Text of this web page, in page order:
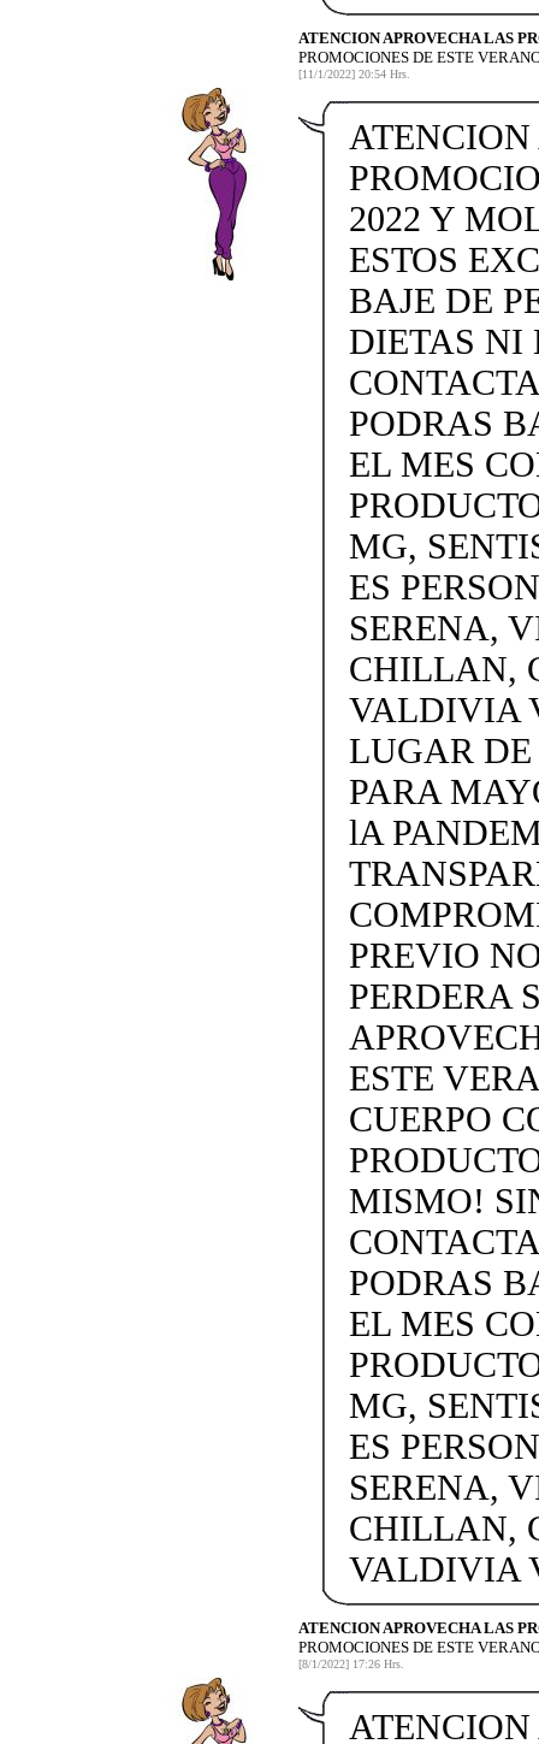
ATENCION APROVECHA LAS
PROMOCIONES DE ESTE
[11/1/2022] 20:54 Hrs.
2022 Y
ESTOS
BAJE DE
DIETAS NI
PODRAS
EL MES
MG,
ES
SERENA,
CHILLAN,
VALDIVIA
LUGAR
PARA
lA
PREVIO
PERDERA
ESTE
CUERPO
MISMO!
PODRAS
EL MES
MG,
ES
SERENA,
CHILLAN,
VALDIVIA
ATENCION APROVECHA LAS
PROMOCIONES DE ESTE
[8/1/2022] 17:26 Hrs.